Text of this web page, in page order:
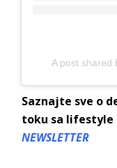
A post shared
Saznajte sve o
toku sa
NEWSLETTER